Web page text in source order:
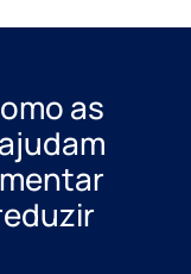
as